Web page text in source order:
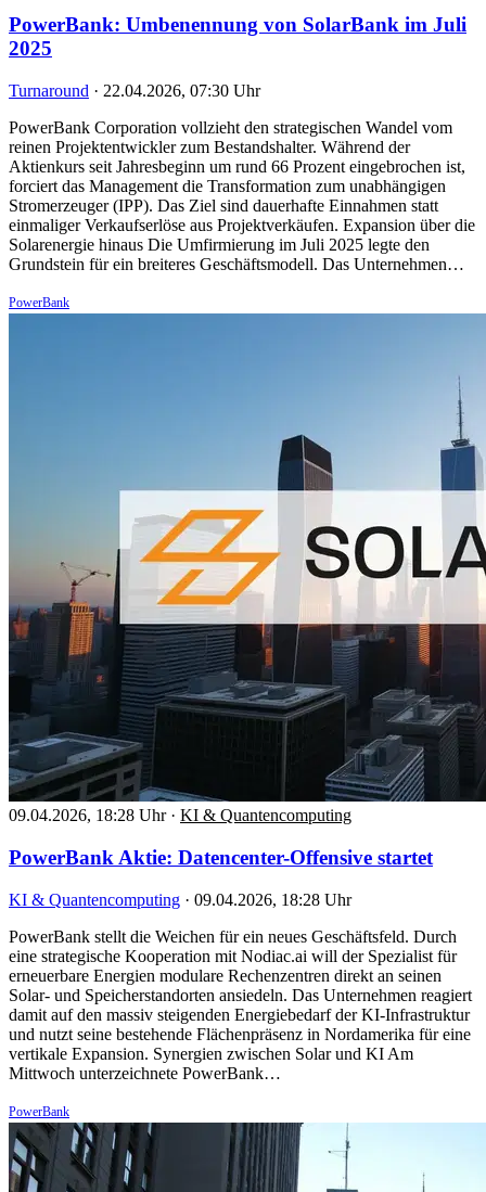
PowerBank: Umbenennung von SolarBank im Juli
2025
Turnaround · 22.04.2026, 07:30 Uhr
PowerBank Corporation vollzieht den strategischen Wandel vom
reinen Projektentwickler zum Bestandshalter. Während der
Aktienkurs seit Jahresbeginn um rund 66 Prozent eingebrochen ist,
forciert das Management die Transformation zum unabhängigen
Stromerzeuger (IPP). Das Ziel sind dauerhafte Einnahmen statt
einmaliger Verkaufserlöse aus Projektverkäufen. Expansion über die
Solarenergie hinaus Die Umfirmierung im Juli 2025 legte den
Grundstein für ein breiteres Geschäftsmodell. Das Unternehmen…
PowerBank
09.04.2026, 18:28 Uhr · KI & Quantencomputing
PowerBank Aktie: Datencenter-Offensive startet
KI & Quantencomputing · 09.04.2026, 18:28 Uhr
PowerBank stellt die Weichen für ein neues Geschäftsfeld. Durch
eine strategische Kooperation mit Nodiac.ai will der Spezialist für
erneuerbare Energien modulare Rechenzentren direkt an seinen
Solar- und Speicherstandorten ansiedeln. Das Unternehmen reagiert
damit auf den massiv steigenden Energiebedarf der KI-Infrastruktur
und nutzt seine bestehende Flächenpräsenz in Nordamerika für eine
vertikale Expansion. Synergien zwischen Solar und KI Am
Mittwoch unterzeichnete PowerBank…
PowerBank